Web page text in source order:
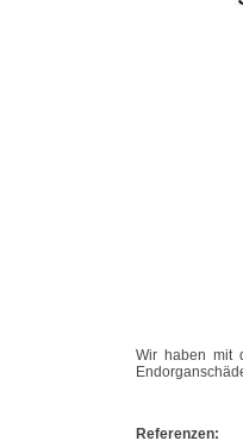
Wir haben mit
Referenzen: